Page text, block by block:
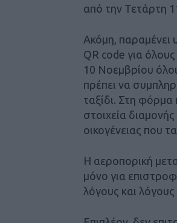
από την Τετάρτη
Ακόμη, παραμένει
QR code για
10 Νοεμβρίου
πρέπει να
ταξίδι. Στη φόρμα
στοιχεία
οικογένειας που
Η αεροπορική
μόνο για
λόγους και λόγους